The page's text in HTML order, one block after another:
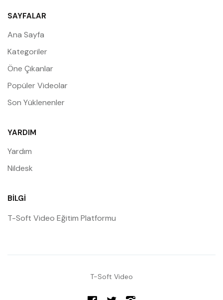
SAYFALAR
Ana Sayfa
Kategoriler
Öne Çıkanlar
Popüler Videolar
Son Yüklenenler
YARDIM
Yardım
Nildesk
BILGI
T-Soft Video Eğitim Platformu
T-Soft Video